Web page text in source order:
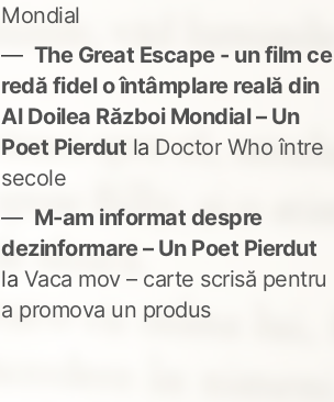
Mondial
The Great Escape - un film ce
redă fidel o întâmplare reală din
Al Doilea Război Mondial – Un
Poet Pierdut la Doctor Who între
secole
M-am informat despre
dezinformare – Un Poet Pierdut
la Vaca mov – carte scrisă pentru
a promova un produs